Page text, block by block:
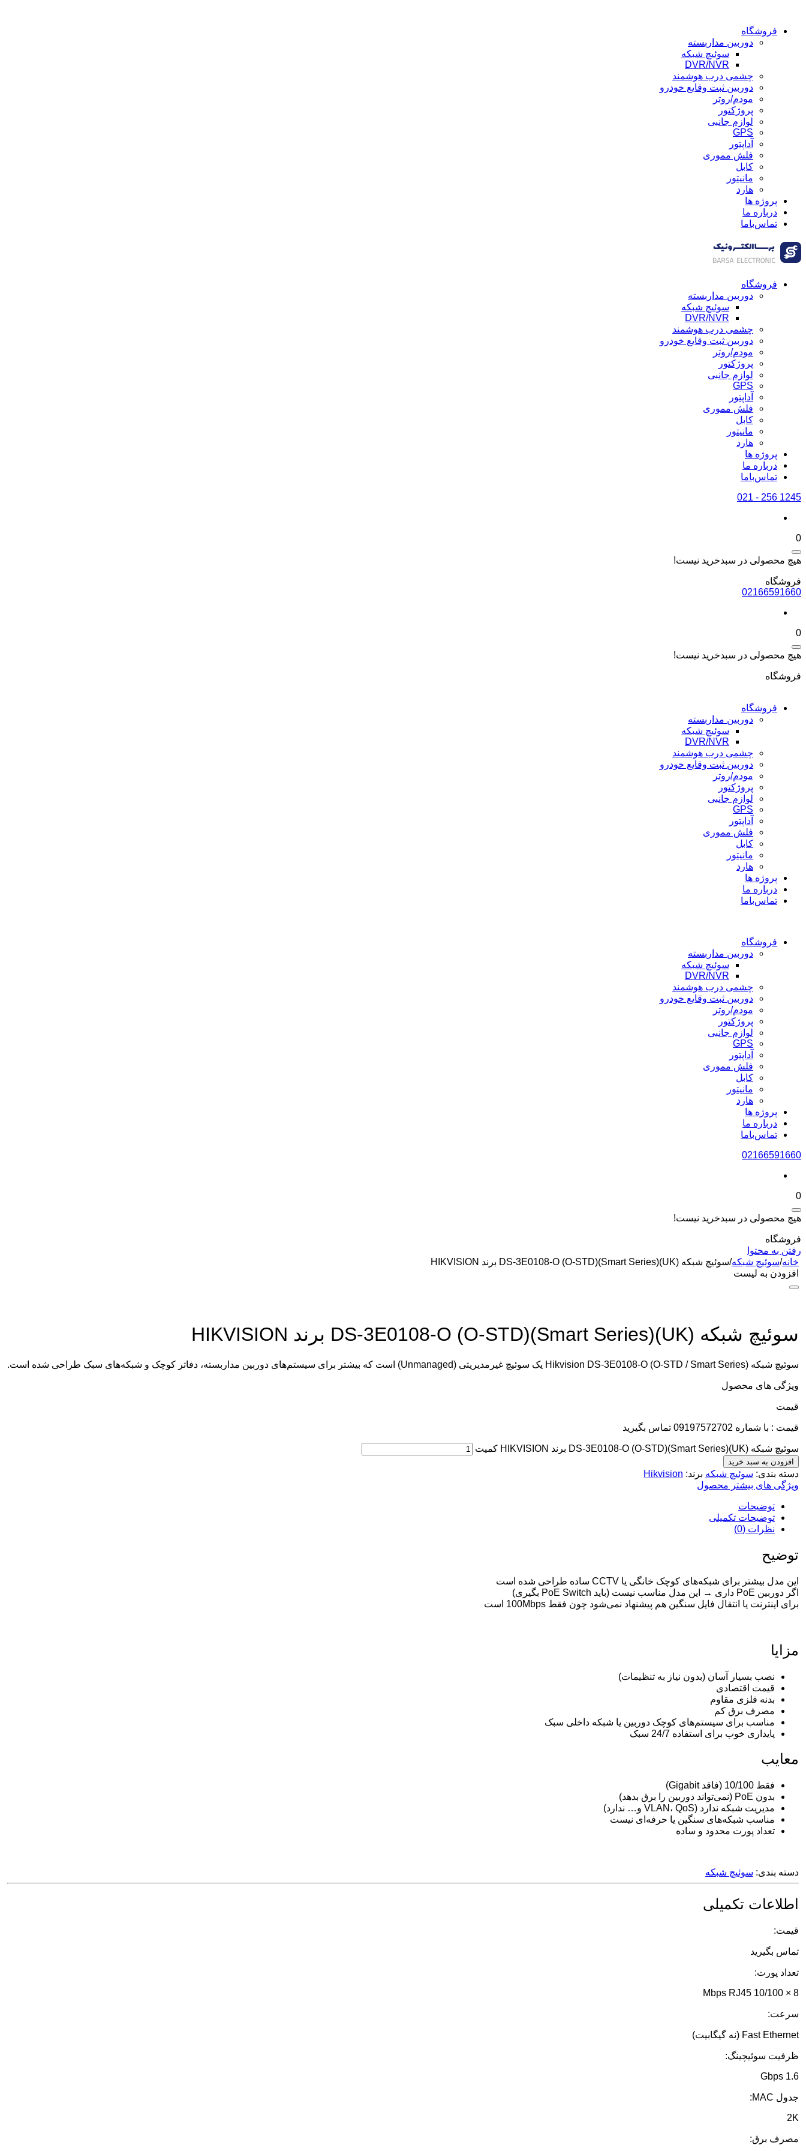
فروشگاه
دوربین مداربسته
سوئیچ شبکه
DVR/NVR
چشمی درب هوشمند
دوربین ثبت وقایع خودرو
مودم/روتر
پروژکتور
لوازم جانبی
GPS
آداپتور
فلش مموری
کابل
مانیتور
هارد
پروژه ها
درباره ما
تماس‌باما
فروشگاه
دوربین مداربسته
سوئیچ شبکه
DVR/NVR
چشمی درب هوشمند
دوربین ثبت وقایع خودرو
مودم/روتر
پروژکتور
لوازم جانبی
GPS
آداپتور
فلش مموری
کابل
مانیتور
هارد
پروژه ها
درباره ما
تماس‌باما
1245 256 - 021
0
هیچ محصولی در سبدخرید نیست!
فروشگاه
02166591660
0
هیچ محصولی در سبدخرید نیست!
فروشگاه
فروشگاه
دوربین مداربسته
سوئیچ شبکه
DVR/NVR
چشمی درب هوشمند
دوربین ثبت وقایع خودرو
مودم/روتر
پروژکتور
لوازم جانبی
GPS
آداپتور
فلش مموری
کابل
مانیتور
هارد
پروژه ها
درباره ما
تماس‌باما
فروشگاه
دوربین مداربسته
سوئیچ شبکه
DVR/NVR
چشمی درب هوشمند
دوربین ثبت وقایع خودرو
مودم/روتر
پروژکتور
لوازم جانبی
GPS
آداپتور
فلش مموری
کابل
مانیتور
هارد
پروژه ها
درباره ما
تماس‌باما
02166591660
0
هیچ محصولی در سبدخرید نیست!
فروشگاه
رفتن به محتوا
خانه/سوئیچ شبکه/سوئیچ شبکه DS-3E0108-O (O-STD)(Smart Series)(UK) برند HIKVISION
افزودن به لیست
سوئیچ شبکه DS-3E0108-O (O-STD)(Smart Series)(UK) برند HIKVISION
سوئیچ شبکه Hikvision DS-3E0108-O (O-STD / Smart Series) یک سوئیچ غیرمدیریتی (Unmanaged) است که بیشتر برای سیستم‌های دوربین مداربسته، دفاتر کوچک و شبکه‌های سبک طراحی شده است.
ویژگی های محصول
قيمت
قیمت : با شماره 09197572702 تماس بگیرید
سوئیچ شبکه DS-3E0108-O (O-STD)(Smart Series)(UK) برند HIKVISION کمیت
افزودن به سبد خرید
دسته بندی: سوئیچ شبکه برند: Hikvision
ویژگی های بیشتر محصول
توضیحات
توضیحات تکمیلی
نظرات (0)
توضیح
این مدل بیشتر برای شبکه‌های کوچک خانگی یا CCTV ساده طراحی شده است
اگر دوربین PoE داری → این مدل مناسب نیست (باید PoE Switch بگیری)
برای اینترنت یا انتقال فایل سنگین هم پیشنهاد نمی‌شود چون فقط 100Mbps است
مزایا
نصب بسیار آسان (بدون نیاز به تنظیمات)
قیمت اقتصادی
بدنه فلزی مقاوم
مصرف برق کم
مناسب برای سیستم‌های کوچک دوربین یا شبکه داخلی سبک
پایداری خوب برای استفاده 24/7 سبک
معایب
فقط 10/100 (فاقد Gigabit)
بدون PoE (نمی‌تواند دوربین را برق بدهد)
مدیریت شبکه ندارد (VLAN، QoS و… ندارد)
مناسب شبکه‌های سنگین یا حرفه‌ای نیست
تعداد پورت محدود و ساده
دسته بندی: سوئیچ شبکه
اطلاعات تکمیلی
قیمت:
تماس بگیرید
تعداد پورت:
8 × 10/100 Mbps RJ45
سرعت:
Fast Ethernet (نه گیگابیت)
ظرفیت سوئیچینگ:
1.6 Gbps
جدول MAC:
2K
مصرف برق: